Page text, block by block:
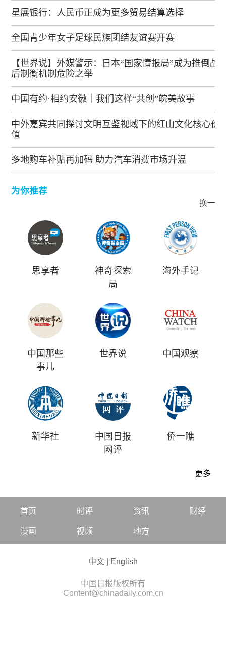
星展银行：人民币正成为更多贸易结算选择
全国青少年女子足球民族团结友谊赛开赛
【世界说】外媒警示：日本“国家情报局”成为推倒战
后制衡机制危险之举
中国有约·相约安徽｜我们这样“共创”皖美故事
中外嘉宾共同探讨文明互鉴视域下的红山文化核心价
值
多地购车补贴再加码 助力汽车消费市场升温
为你推荐
换一批
思享者
神奇探索
局
海外手记
中国那些
事儿
世界说 中国观察
新华社
中国日报
网评
侨一瞧
更多
首页 时评 资讯 财经
漫画 视频 地方
中文 English
中国日报版权所有
Content@chinadaily.com.cn